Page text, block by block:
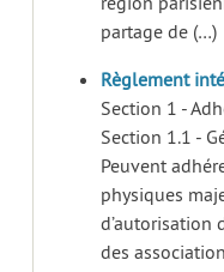
partage de (…)
Règlement
Section 1 -
Section 1.1 -
Peuvent
physiques
d’autorisation
des